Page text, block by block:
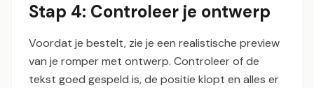
Stap 4: Controleer je ontwerp
Voordat je bestelt, zie je een realistische preview
van je romper met ontwerp. Controleer of de
tekst goed gespeld is, de positie klopt en alles er